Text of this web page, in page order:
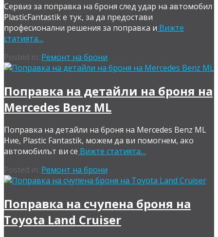
Сервиз за поправка на броня след удар на автомобил
PlasticFantastik е тук, за да предостави
професионални решения за поправка и Вижте
статията…
Posted in: Ремонт на брони
Поправка на детайли на броня на
Mercedes Benz ML
Поправка на детайли на броня на Mercedes Benz ML
Ние, Plastic Fantastik, можем да ви помогнем, ако
автомобилът ви се Вижте статията…
Posted in: Ремонт на брони
Поправка на счупена броня на
Toyota Land Cruiser